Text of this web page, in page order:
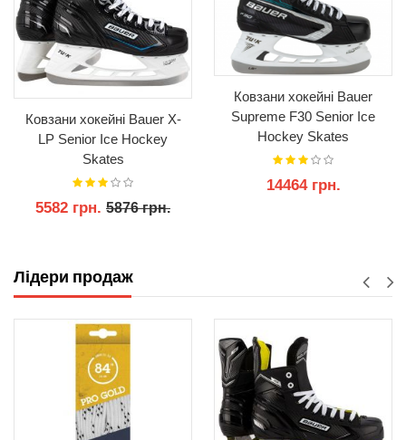
Ковзани хокейні Bauer X-
LP Senior Ice Hockey
Skates
5582 грн. 5876 грн.
Ковзани хокейні Bauer
Supreme F30 Senior Ice
Hockey Skates
14464 грн.
Лідери продаж